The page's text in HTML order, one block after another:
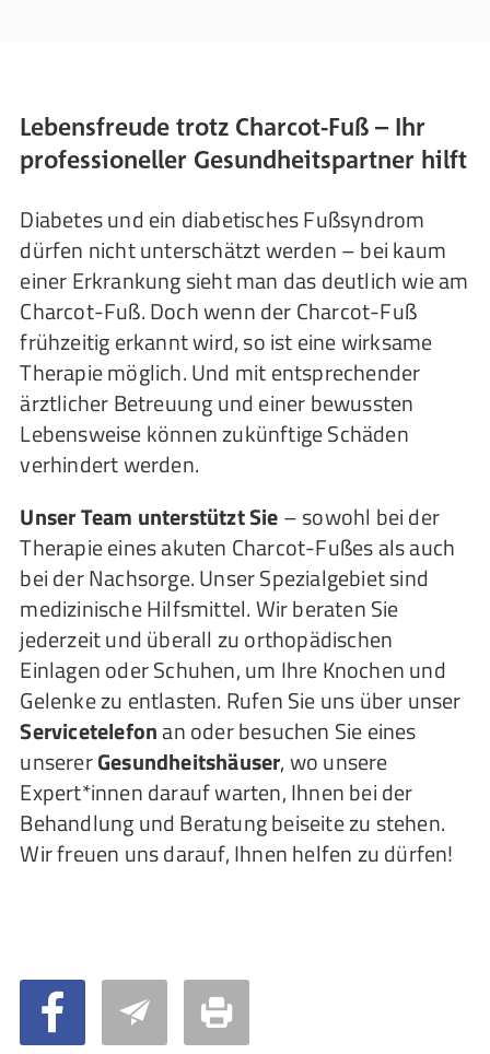
Lebensfreude trotz Charcot-Fuß – Ihr
professioneller Gesundheitspartner hilft
Diabetes und ein diabetisches Fußsyndrom
dürfen nicht unterschätzt werden – bei kaum
einer Erkrankung sieht man das deutlich wie am
Charcot-Fuß. Doch wenn der Charcot-Fuß
frühzeitig erkannt wird, so ist eine wirksame
Therapie möglich. Und mit entsprechender
ärztlicher Betreuung und einer bewussten
Lebensweise können zukünftige Schäden
verhindert werden.
Unser Team unterstützt Sie– sowohl bei der
Therapie eines akuten Charcot-Fußes als auch
bei der Nachsorge. Unser Spezialgebiet sind
medizinische Hilfsmittel. Wir beraten Sie
jederzeit und überall zu orthopädischen
Einlagen oder Schuhen, um Ihre Knochen und
Gelenke zu entlasten. Rufen Sie uns über unser
Servicetelefonan oder besuchen Sie eines
unsererGesundheitshäuser, wo unsere
Expert*innen darauf warten, Ihnen bei der
Behandlung und Beratung beiseite zu stehen.
Wir freuen uns darauf, Ihnen helfen zu dürfen!